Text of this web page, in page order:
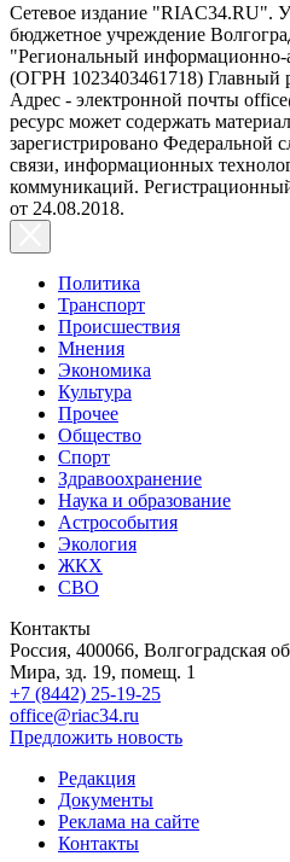
Сетевое издание "RIAC34.RU".
бюджетное учреждение
"Региональный информационно-
(ОГРН 1023403461718) Главный
Адрес - электронной почты
ресурс может содержать
зарегистрировано Федеральной
связи, информационных
коммуникаций.
от 24.08.2018.
Политика
Транспорт
Происшествия
Мнения
Экономика
Культура
Прочее
Общество
Спорт
Здравоохранение
Наука и образование
Астрособытия
Экология
ЖКХ
СВО
Контакты
Россия, 400066, Волгоградская
Мира, зд. 19, помещ. 1
+7 (8442) 25-19-25
office@riac34.ru
Предложить новость
Редакция
Документы
Реклама на сайте
Контакты